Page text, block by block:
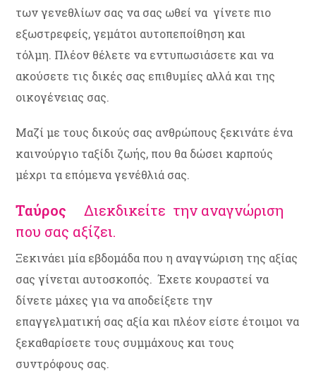
των γενεθλίων σας να σας ωθεί να γίνετε πιο
εξωστρεφείς, γεμάτοι αυτοπεποίθηση και
τόλμη. Πλέον θέλετε να εντυπωσιάσετε και να
ακούσετε τις δικές σας επιθυμίες αλλά και της
οικογένειας σας.
Μαζί με τους δικούς σας ανθρώπους ξεκινάτε ένα
καινούργιο ταξίδι ζωής, που θα δώσει καρπούς
μέχρι τα επόμενα γενέθλιά σας.
Ταύρος
Διεκδικείτε την αναγνώριση
που σας αξίζει.
Ξεκινάει μία εβδομάδα που η αναγνώριση της αξίας
σας γίνεται αυτοσκοπός. Έχετε κουραστεί να
δίνετε μάχες για να αποδείξετε την
επαγγελματική σας αξία και πλέον είστε έτοιμοι να
ξεκαθαρίσετε τους συμμάχους και τους
συντρόφους σας.